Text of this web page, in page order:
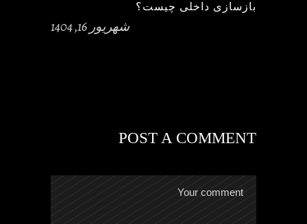
بازسازی داخلی چیست؟
شهریور 16, 1404
POST A COMMENT